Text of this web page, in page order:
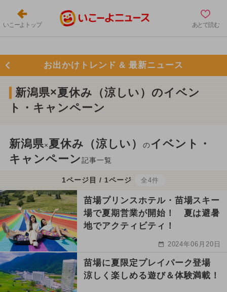
いこーよトップ あとで読む
お出かけトレンド & 最新ニュース
新潟県×夏休み（涼しい）のイベン
ト・キャンペーン
新潟県×夏休み（涼しい）のイベント・
キャンペーン記事一覧
1ページ目 / 1ページ 全4件
苗場プリンスホテル・苗場スキー
場で夏期営業が開始！ 夏は避暑
地でアクティビティ！
2024年06月20日
苗場に夏限定プレイパーク登場
涼しく楽しめる遊び＆体験満載！